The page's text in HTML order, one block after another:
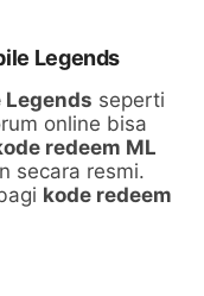
Legends
Legends seperti
online bisa
redeem ML
secara resmi.
kode redeem